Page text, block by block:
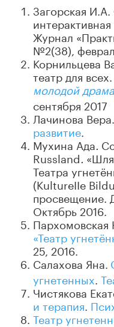
Загорская
Журнал
№2(38),
Корнильцева
театр для всех.
молодой
сентября 2017
Лачинова
развитие
Мухина Ада.
Russland.
Театра
(KultureIIe
просвещение.
Октябрь 2016.
Пархомовская
«Театр
25, 2016.
Салахова Яна.
угнетенных
Чистякова
и терапия
Театр